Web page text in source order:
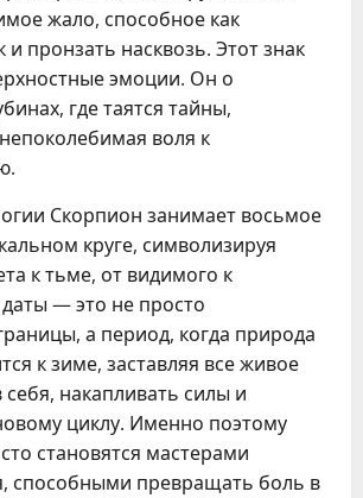
жало, способное как
пронзать насквозь. Этот знак
эмоции. Он о
где таятся тайны,
воля к
Скорпион занимает восьмое
круге, символизируя
к тьме, от видимого к
— это не просто
а период, когда природа
к зиме, заставляя все живое
себя, накапливать силы и
циклу. Именно поэтому
становятся мастерами
способными превращать боль в